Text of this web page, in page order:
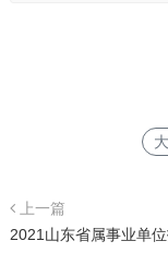
上一篇
2021山东省属事业单